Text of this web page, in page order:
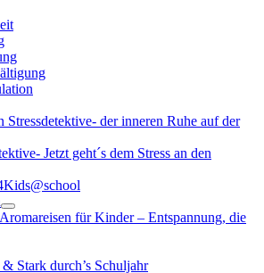
Stressdetektive- der inneren Ruhe auf der
Jetzt geht´s dem Stress an den
für Kinder – Entspannung, die
Stark durch’s Schuljahr